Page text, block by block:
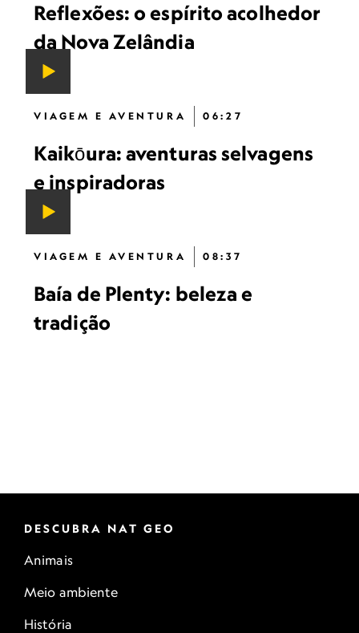
Reflexões: o espírito acolhedor
da Nova Zelândia
VIAGEM E AVENTURA 06:27
Kaikōura: aventuras selvagens
e inspiradoras
VIAGEM E AVENTURA 08:37
Baía de Plenty: beleza e
tradição
DESCUBRA NAT GEO
Animais
Meio ambiente
História